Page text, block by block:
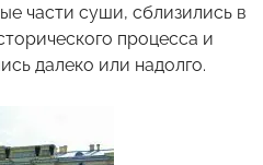
части суши, сблизились в
процесса и
далеко или надолго.